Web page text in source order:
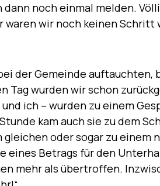
dann noch einmal melden.
waren wir noch keinen
der Gemeinde
Tag wurden wir schon
ich – wurden zu einem
kam auch sie zu dem
gleichen oder sogar zu
eines Betrags für den
mehr als übertroffen.